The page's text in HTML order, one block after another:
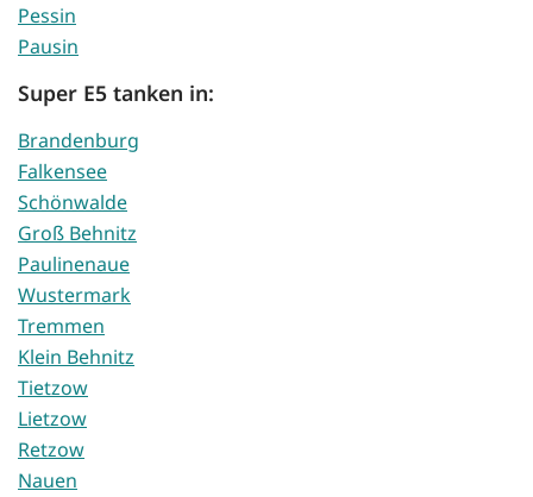
Pessin
Pausin
Super E5 tanken in:
Brandenburg
Falkensee
Schönwalde
Groß Behnitz
Paulinenaue
Wustermark
Tremmen
Klein Behnitz
Tietzow
Lietzow
Retzow
Nauen